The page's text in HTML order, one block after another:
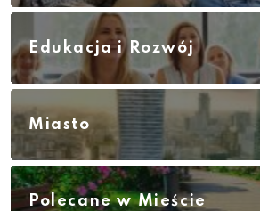
Edukacja i Rozwój
Miasto
Polecane w Mieście